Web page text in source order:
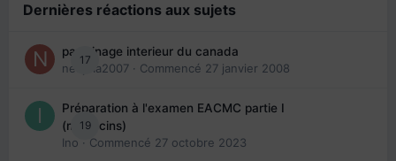
Dernières réactions aux sujets
17
parrainage interieur du canada
nedjma2007 · Commencé 27 janvier 2008
19
Préparation à l'examen EACMC partie I
(médecins)
Ino · Commencé 27 octobre 2023